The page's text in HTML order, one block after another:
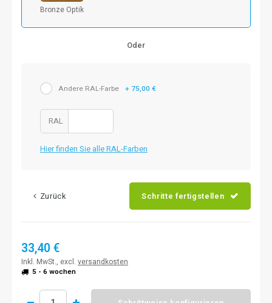
Bronze Optik
Oder
Andere RAL-Farbe + 75,00 €
RAL
Hier finden Sie alle RAL-Farben
Zurück Schritte fertigstellen
33,40 €
Inkl. MwSt., excl. versandkosten
5 - 6 wochen